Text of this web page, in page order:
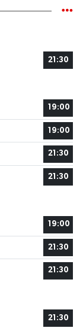
21:30
19:00
19:00
21:30
21:30
19:00
21:30
21:30
21:30